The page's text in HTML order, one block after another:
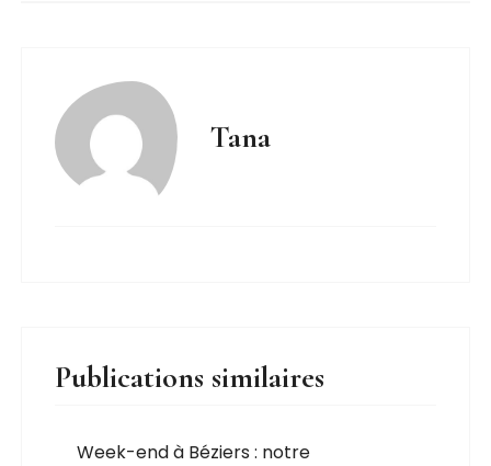
Tana
Publications similaires
Week-end à Béziers : notre